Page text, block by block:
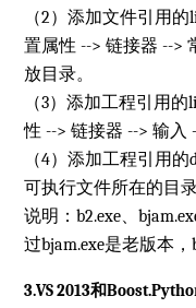
（2）添加文件引用
置属性 --> 链接器 -->
放目录。
（3）添加工程引用
性 --> 链接器 --> 输入
（4）添加工程引用
可执行文件所在的目录
说明：b2.exe、
过bjam.exe是老版本，
3.VS 2013和